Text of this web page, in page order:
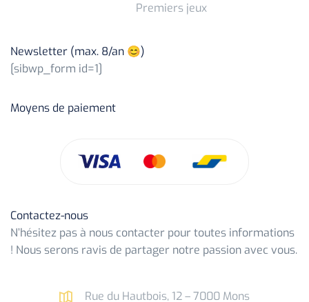
Premiers jeux
Newsletter (max. 8/an 😊)
[sibwp_form id=1]
Moyens de paiement
Contactez-nous
N’hésitez pas à nous contacter pour toutes informations
! Nous serons ravis de partager notre passion avec vous.
Rue du Hautbois, 12 – 7000 Mons